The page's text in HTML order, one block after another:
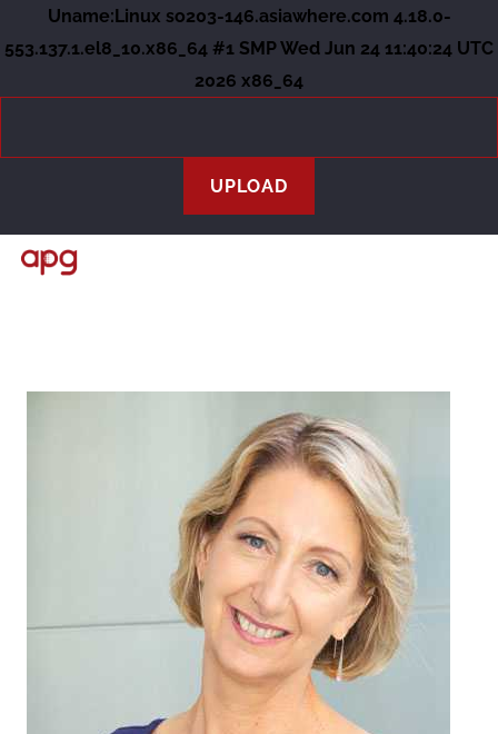
Uname:Linux so203-146.asiawhere.com 4.18.0-
553.137.1.el8_10.x86_64 #1 SMP Wed Jun 24 11:40:24 UTC
2026 x86_64